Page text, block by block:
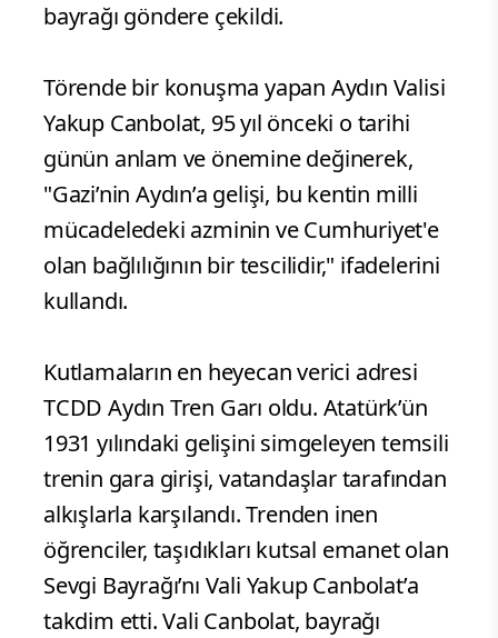
bayrağı göndere çekildi.
Törende bir konuşma yapan Aydın Valisi
Yakup Canbolat, 95 yıl önceki o tarihi
günün anlam ve önemine değinerek,
"Gazi’nin Aydın’a gelişi, bu kentin milli
mücadeledeki azminin ve Cumhuriyet'e
olan bağlılığının bir tescilidir," ifadelerini
kullandı.
Kutlamaların en heyecan verici adresi
TCDD Aydın Tren Garı oldu. Atatürk’ün
1931 yılındaki gelişini simgeleyen temsili
trenin gara girişi, vatandaşlar tarafından
alkışlarla karşılandı. Trenden inen
öğrenciler, taşıdıkları kutsal emanet olan
Sevgi Bayrağı’nı Vali Yakup Canbolat’a
takdim etti. Vali Canbolat, bayrağı